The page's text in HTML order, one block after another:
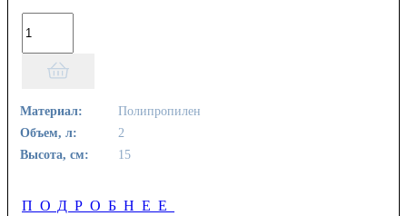
Материал:
Полипропилен
Объем, л:
2
Высота, см:
15
ПОДРОБНЕЕ